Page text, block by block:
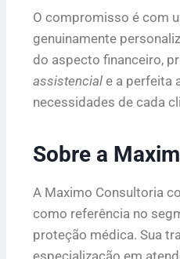
O compromisso é com
genuinamente
do aspecto financeiro,
assistencial e a perfeita
necessidades de cada
Sobre a
A Maximo Consultoria
como referência no
proteção médica. Sua
especialização em